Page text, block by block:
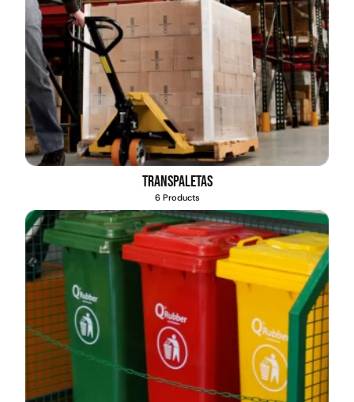
Transpaletas
6 Products